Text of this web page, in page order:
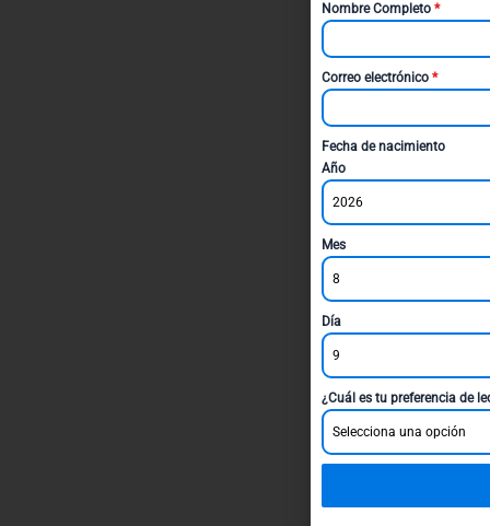
Nombre Completo *
Correo electrónico *
Fecha de nacimiento
Año
2026
Mes
8
Día
9
¿Cuál es tu preferencia de
Selecciona una opción